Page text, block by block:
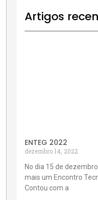
Artigos
ENTEG 2022
dezembro 14, 2022
No dia 15 de
mais um Encontro
Contou com a